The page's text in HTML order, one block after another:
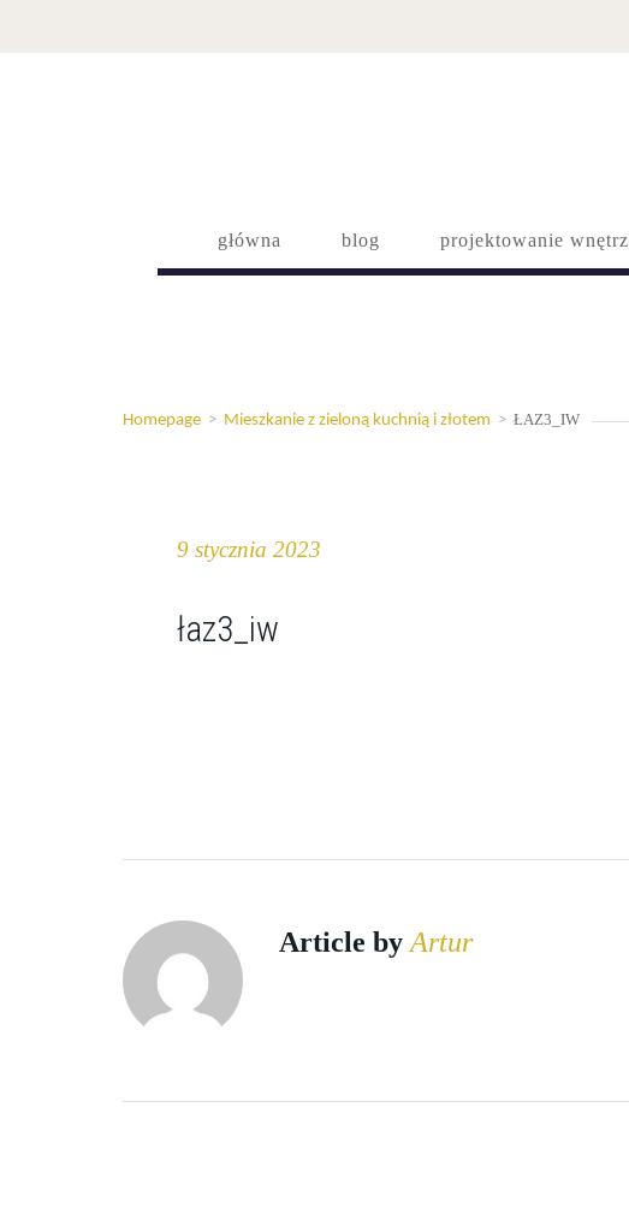
główna blog projektowanie wnętrz
Homepage > Mieszkanie z zieloną kuchnią i złotem > ŁAZ3_IW
9 stycznia 2023
łaz3_iw
Article by Artur